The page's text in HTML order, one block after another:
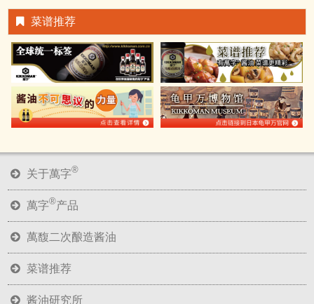
菜谱推荐
关于萬字®
萬字®产品
萬馥二次酿造酱油
菜谱推荐
酱油研究所